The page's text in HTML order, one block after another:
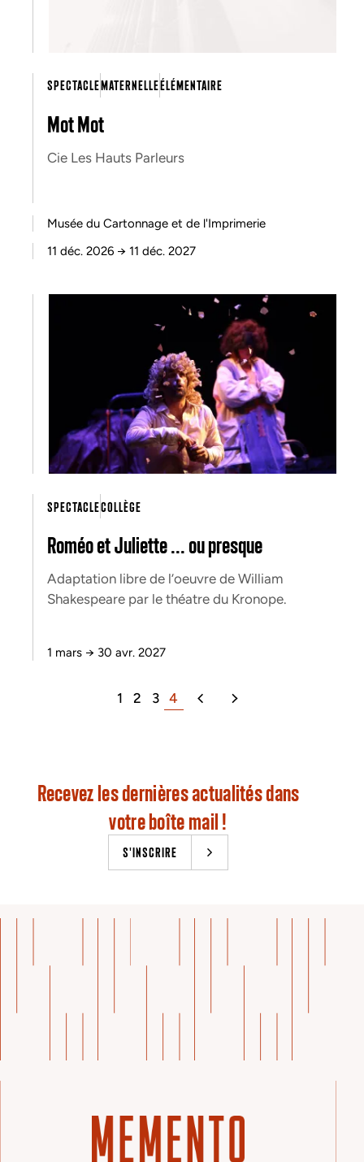
SPECTACLEMATERNELLEÉLÉMENTAIRE
Mot Mot
Cie Les Hauts Parleurs
Musée du Cartonnage et de l'Imprimerie
11 déc. 2026→ 11 déc. 2027
SPECTACLECOLLÈGE
Roméo et Juliette ... ou presque
Adaptation libre de l’oeuvre de William
Shakespeare par le théatre du Kronope.
1 mars→ 30 avr. 2027
1 2 3 4
Recevez les dernières actualités dans
votre boîte mail !
S'INSCRIRE